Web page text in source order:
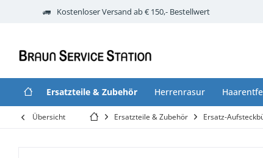
Kostenloser Versand ab € 150,- Bestellwert
Ersatzteile & Zubehör Herrenrasur
Übersicht Ersatzteile & Zubehör Ersatz-